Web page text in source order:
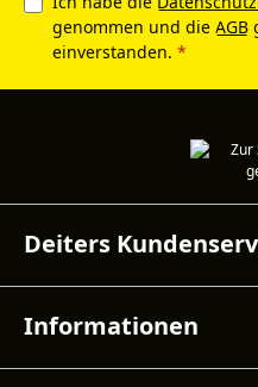
genommen und die AGB
einverstanden. *
Deiters
Informationen